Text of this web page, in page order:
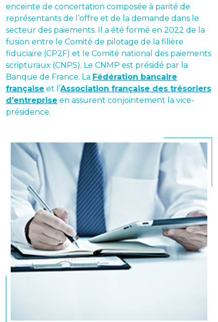
enceinte de concertation composée à parité de
représentants de l’offre et de la demande dans le
secteur des paiements. Il a été formé en 2022 de la
fusion entre le Comité de pilotage de la filière
fiduciaire (CP2F) et le Comité national des paiements
scripturaux (CNPS). Le CNMP est présidé par la
Banque de France. La Fédération bancaire
française et l’Association française des trésoriers
d’entreprise en assurent conjointement la vice-
présidence.